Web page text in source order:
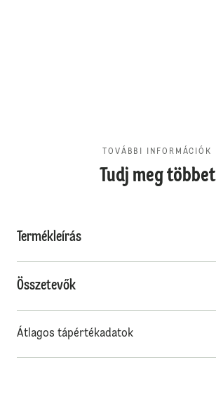
TOVÁBBI INFORMÁCIÓK
Tudj meg többet
Termékleírás
Összetevők
Átlagos tápértékadatok